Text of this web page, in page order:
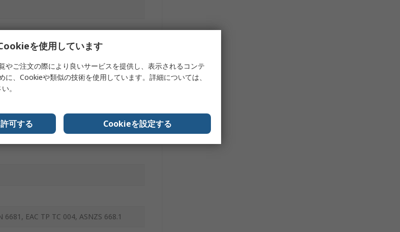
6681, EAC TP TC 004, ASNZS 668.1
を使用しています
やご注文の際により良いサービスを提供し、表示されるコンテ
に、Cookieや類似の技術を使用しています。詳細については、
。
可する Cookieを設定する